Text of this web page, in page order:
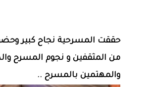
حققت المسرحية نجاح كبير
من المثقفين و نجوم المسرح
والمهتمين بالمسرح ..